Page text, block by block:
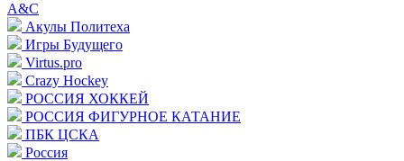
A&C
Акулы Политеха
Игры Будущего
Virtus.pro
Crazy Hockey
РОССИЯ ХОККЕЙ
РОССИЯ ФИГУРНОЕ КАТАНИЕ
ПБК ЦСКА
Россия